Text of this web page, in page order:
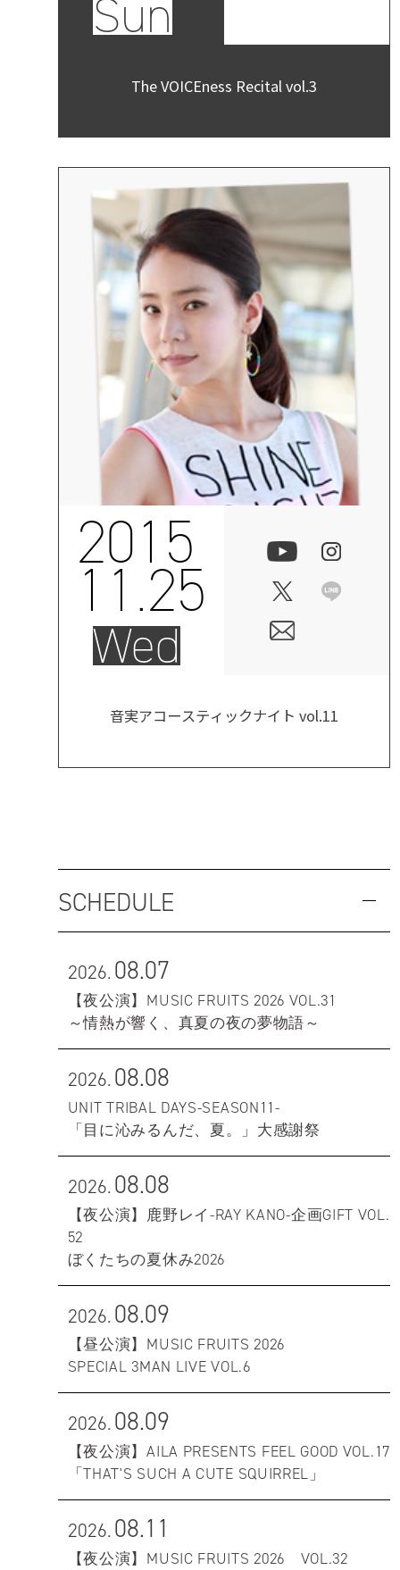
Sun
The VOICEness Recital vol.3
2015
11.25
Wed
音実アコースティックナイト vol.11
SCHEDULE
2026.08.07
【夜公演】MUSIC FRUITS 2026 VOL.31
～情熱が響く、真夏の夜の夢物語～
2026.08.08
UNIT TRIBAL DAYS-SEASON11-
「目に沁みるんだ、夏。」大感謝祭
2026.08.08
【夜公演】鹿野レイ-RAY KANO-企画GIFT VOL.
52
ぼくたちの夏休み2026
2026.08.09
【昼公演】MUSIC FRUITS 2026
SPECIAL 3MAN LIVE VOL.6
2026.08.09
【夜公演】AILA PRESENTS FEEL GOOD VOL.17
「THAT'S SUCH A CUTE SQUIRREL」
2026.08.11
【夜公演】MUSIC FRUITS 2026 VOL.32